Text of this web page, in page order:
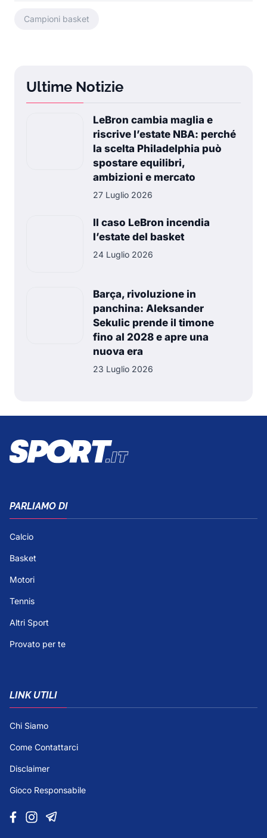
Campioni basket
Ultime Notizie
LeBron cambia maglia e
riscrive l’estate NBA: perché
la scelta Philadelphia può
spostare equilibri,
ambizioni e mercato
27 Luglio 2026
Il caso LeBron incendia
l’estate del basket
24 Luglio 2026
Barça, rivoluzione in
panchina: Aleksander
Sekulic prende il timone
fino al 2028 e apre una
nuova era
23 Luglio 2026
PARLIAMO DI
Calcio
Basket
Motori
Tennis
Altri Sport
Provato per te
LINK UTILI
Chi Siamo
Come Contattarci
Disclaimer
Gioco Responsabile